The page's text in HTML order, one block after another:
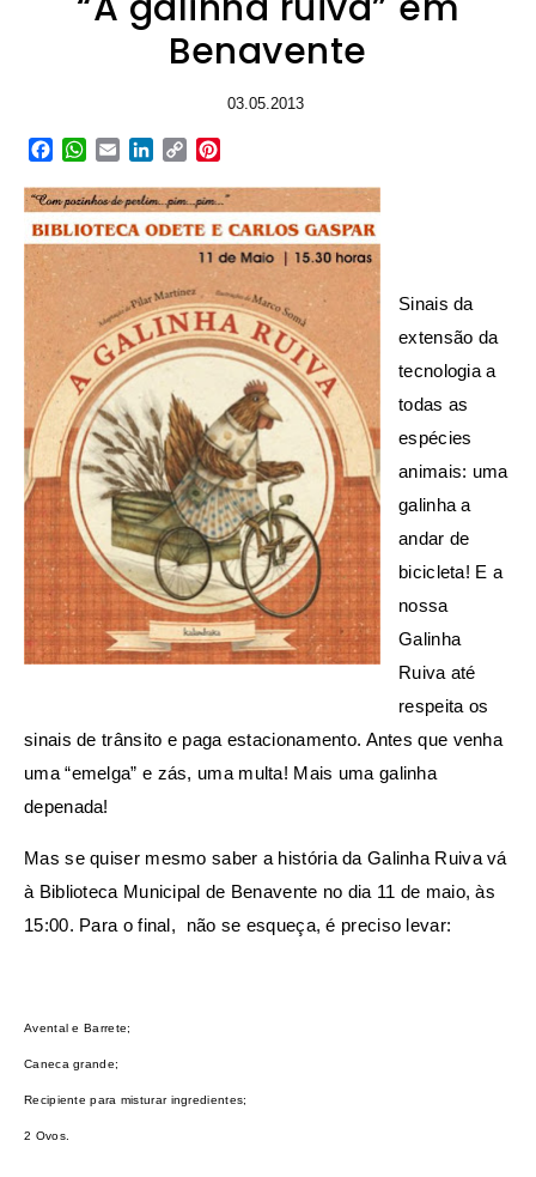
Benavente
03.05.2013
Facebook
WhatsApp
EmailLinkedIn
Copy
Sinais da
extensão da
tecnologia a
todas as
espécies
animais: uma
galinha a
andar de
bicicleta! E a
nossa
Galinha
Ruiva até
respeita os
sinais de trânsito e paga estacionamento. Antes que venha
uma “emelga” e zás, uma multa! Mais uma galinha
depenada!
Mas se quiser mesmo saber a história da Galinha Ruiva vá
à Biblioteca Municipal de Benavente no dia 11 de maio, às
15:00. Para o final, não se esqueça, é preciso levar:
Avental e Barrete;
Caneca grande;
Recipiente para misturar ingredientes;
2 Ovos.